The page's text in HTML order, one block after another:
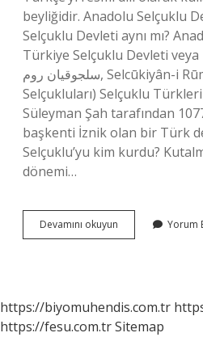
beyliğidir. Anadolu Selçuklu
Selçuklu Devleti aynı mı?
Türkiye Selçuklu Devleti veya
سلجوقیان روم, Selcūkiyân-i Rūm, Anadolu
Selçukluları) Selçuklu
Süleyman Şah tarafından
başkenti İznik olan bir Türk
Selçuklu’yu kim kurdu?
dönemi…
Devamını okuyun Anadolu
Selçuklu
Yorum
https://biyomuhendis.com.tr
https://fesu.com.trSitemap